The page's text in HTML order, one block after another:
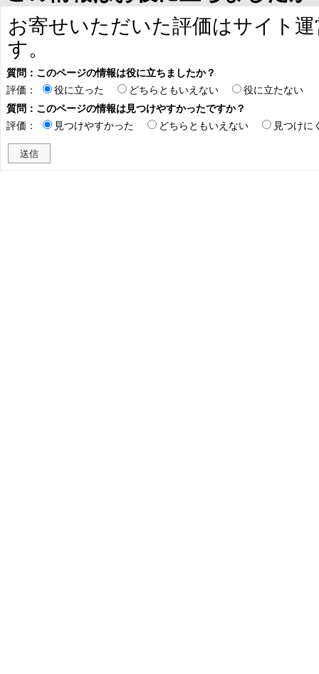
お寄せいただいた評価はサイト
す。
質問：このページの情報は役に立ちましたか？
評価：
役に立った どちらともいえない
役に立たない
質問：このページの情報は見つけやすかったですか？
評価：
見つけやすかった どちらともいえない 見つけに